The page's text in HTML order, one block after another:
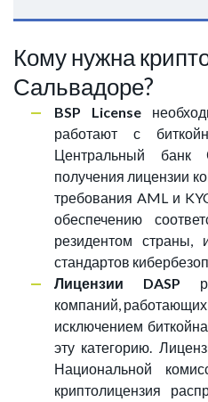
Кому нужна
Сальвадоре?
BSP License
работают с
Центральный банк
получения лицензии
требования AML и
обеспечению
резидентом страны,
стандартов
Лицензии DASP
компаний,
исключением
эту категорию.
Национальной
криптолицензия